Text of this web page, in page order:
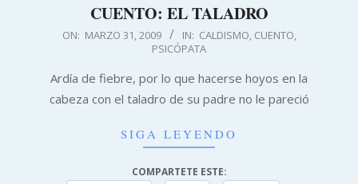
CUENTO: EL TALADRO
2009-
31
ON: MARZO 31, 2009 IN: CALDISMO, CUENTO,
PSICÓPATA
Ardía de fiebre, por lo que hacerse hoyos en la
cabeza con el taladro de su padre no le pareció
SIGA LEYENDO
COMPARTETE ESTE: